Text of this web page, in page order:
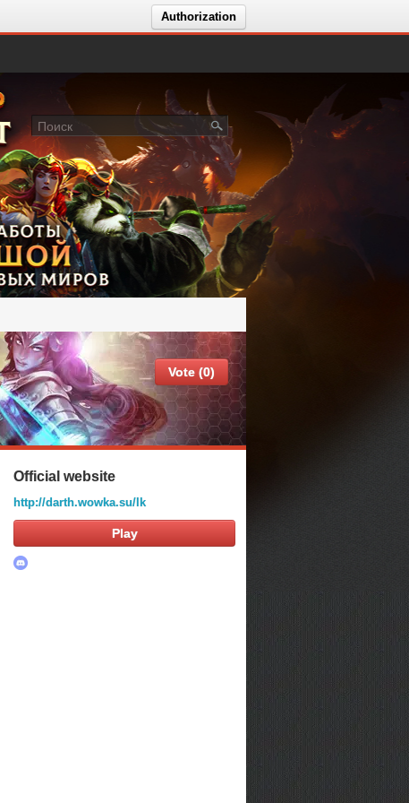
Authorization
Vote (0)
Official website
http://darth.wowka.su/lk
Play